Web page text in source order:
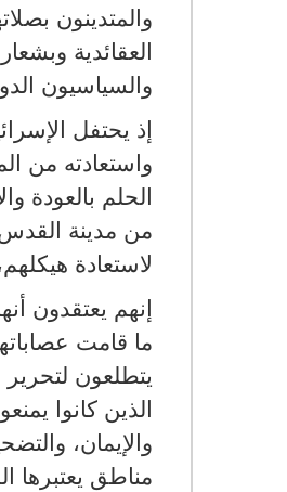
والمتدينون
العقائدية
والسياسيون
إذ يحتفل
واستعادته من
الحلم بالعودة
من مدينة
لاستعادة
إنهم يعتقدون
ما قامت
يتطلعون
الذين كانوا
مناطق يعتبرها